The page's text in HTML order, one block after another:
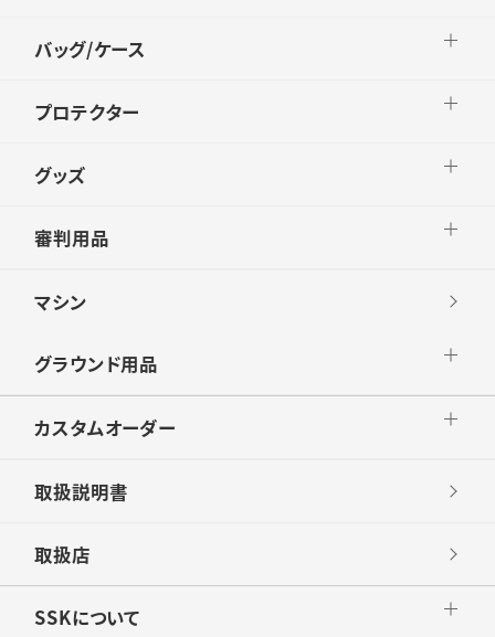
バッグ/ケース
プロテクター
グッズ
審判用品
マシン
グラウンド用品
カスタムオーダー
取扱説明書
取扱店
SSKについて